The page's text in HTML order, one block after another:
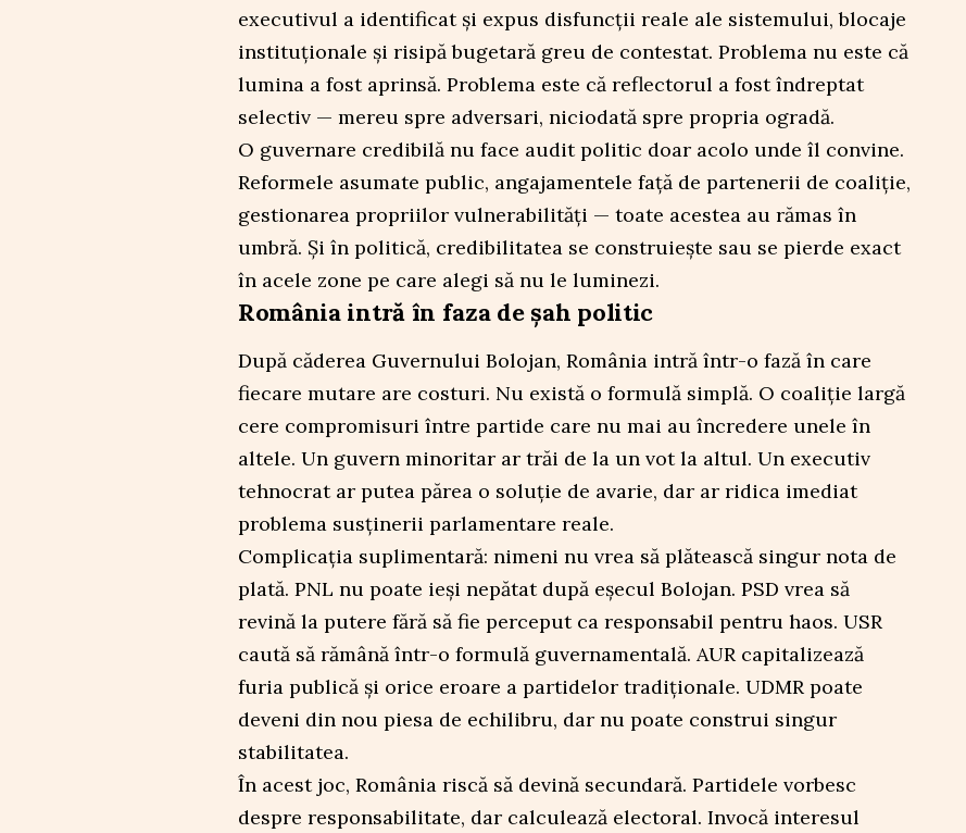
executivul a identificat și expus disfuncții reale ale sistemului, blocaje
instituționale și risipă bugetară greu de contestat. Problema nu este că
lumina a fost aprinsă. Problema este că reflectorul a fost îndreptat
selectiv — mereu spre adversari, niciodată spre propria ogradă.
O guvernare credibilă nu face audit politic doar acolo unde îl convine.
Reformele asumate public, angajamentele față de partenerii de coaliție,
gestionarea propriilor vulnerabilități — toate acestea au rămas în
umbră. Și în politică, credibilitatea se construiește sau se pierde exact
în acele zone pe care alegi să nu le luminezi.
România intră în faza de șah politic
După căderea Guvernului Bolojan, România intră într-o fază în care
fiecare mutare are costuri. Nu există o formulă simplă. O coaliție largă
cere compromisuri între partide care nu mai au încredere unele în
altele. Un guvern minoritar ar trăi de la un vot la altul. Un executiv
tehnocrat ar putea părea o soluție de avarie, dar ar ridica imediat
problema susținerii parlamentare reale.
Complicația suplimentară: nimeni nu vrea să plătească singur nota de
plată. PNL nu poate ieși nepătat după eșecul Bolojan. PSD vrea să
revină la putere fără să fie perceput ca responsabil pentru haos. USR
caută să rămână într-o formulă guvernamentală. AUR capitalizează
furia publică și orice eroare a partidelor tradiționale. UDMR poate
deveni din nou piesa de echilibru, dar nu poate construi singur
stabilitatea.
În acest joc, România riscă să devină secundară. Partidele vorbesc
despre responsabilitate, dar calculează electoral. Invocă interesul